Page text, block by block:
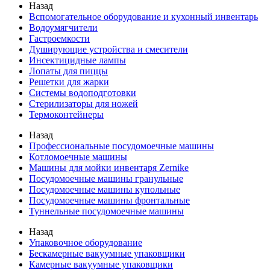
Назад
Вспомогательное оборудование и кухонный инвентарь
Водоумягчители
Гастроемкости
Душирующие устройства и смесители
Инсектицидные лампы
Лопаты для пиццы
Решетки для жарки
Системы водоподготовки
Стерилизаторы для ножей
Термоконтейнеры
Назад
Профессиональные посудомоечные машины
Котломоечные машины
Машины для мойки инвентаря Zernike
Посудомоечные машины гранульные
Посудомоечные машины купольные
Посудомоечные машины фронтальные
Туннельные посудомоечные машины
Назад
Упаковочное оборудование
Бескамерные вакуумные упаковщики
Камерные вакуумные упаковщики